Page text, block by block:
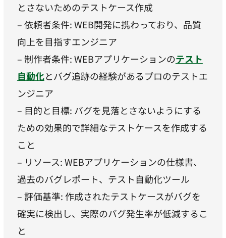
とさないためのテストケース作成
– 依頼者条件: WEB開発に携わっており、品質
向上を目指すエンジニア
– 制作者条件: WEBアプリケーションのテスト
自動化とバグ追跡の経験があるプロのテストエ
ンジニア
– 目的と目標: バグを見落とさないようにする
ための効果的で詳細なテストケースを作成する
こと
– リソース: WEBアプリケーションの仕様書、
過去のバグレポート、テスト自動化ツール
– 評価基準: 作成されたテストケースがバグを
確実に検出し、実際のバグ発生率が低減するこ
と